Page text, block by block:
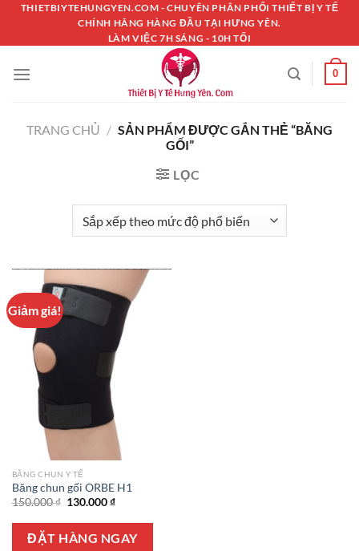
Chuyển
nội
dung
THIETBIYTEHUNGYEN.COM - CHUYÊN PHÂN PHỐI THIẾT BỊ Y TẾ
CHÍNH HÃNG HÀNG ĐẦU TẠI HƯNG YÊN.
LÀM VIỆC 7H SÁNG - 10H TỐI
0
TRANG CHỦ / SẢN PHẨM ĐƯỢC GẮN THẺ “BĂNG
GỐI”
LỌC
Giảm giá!
BĂNG CHUN Y TẾ
Băng chun gối ORBE H1
150.000₫ Giá
là:
150.000 ₫.
130.000₫Giá
tại
là:
130.000 ₫.
ĐẶT HÀNG NGAY